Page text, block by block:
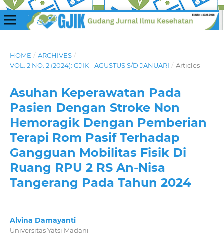
HOME / ARCHIVES /
VOL. 2 NO. 2 (2024): GJIK - AGUSTUS S/D JANUARI / Articles
Asuhan Keperawatan Pada
Pasien Dengan Stroke Non
Hemoragik Dengan Pemberian
Terapi Rom Pasif Terhadap
Gangguan Mobilitas Fisik Di
Ruang RPU 2 RS An-Nisa
Tangerang Pada Tahun 2024
Alvina Damayanti
Universitas Yatsi Madani